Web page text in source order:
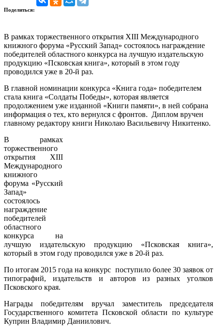
Поделиться:
В рамках торжественного открытия XIII Международного
книжного форума «Русский Запад» состоялось награждение
победителей областного конкурса на лучшую издательскую
продукцию «Псковская книга», который в этом году
проводился уже в 20-й раз.
В главной номинации конкурса «Книга года» победителем
стала книга «Солдаты Победы», которая является
продолжением уже изданной «Книги памяти», в ней собрана
информация о тех, кто вернулся с фронтов. Диплом вручен
главному редактору книги Николаю Васильевичу Никитенко.
В рамках
торжественного
открытия XIII
Международного
книжного
форума «Русский
Запад»
состоялось
награждение
победителей
областного
конкурса на
лучшую издательскую продукцию «Псковская книга»,
который в этом году проводился уже в 20-й раз.
По итогам 2015 года на конкурс поступило более 30 заявок от
типографий, издательств и авторов из разных уголков
Псковского края.
Награды победителям вручал заместитель председателя
Государственного комитета Псковской области по культуре
Куприн Владимир Даниилович.